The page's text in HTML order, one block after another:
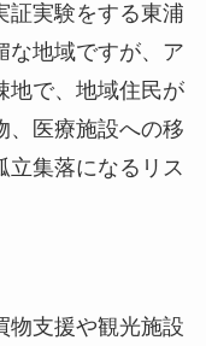
証実験をする東浦
な地域ですが、ア
地で、地域住民が
、医療施設への移
立集落になるリス
物支援や観光施設